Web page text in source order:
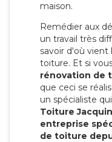
maison.
Remédier aux
un travail très
savoir d'où vient
toiture. Et si
rénovation de
que ceci se
un spécialiste
Toiture
entreprise
de toiture